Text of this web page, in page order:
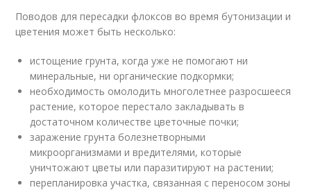
Поводов для пересадки флоксов во время бутонизации и
цветения может быть несколько:
истощение грунта, когда уже не помогают ни
минеральные, ни органические подкормки;
необходимость омолодить многолетнее разросшееся
растение, которое перестало закладывать в
достаточном количестве цветочные почки;
заражение грунта болезнетворными
микроорганизмами и вредителями, которые
уничтожают цветы или паразитируют на растении;
перепланировка участка, связанная с переносом зоны